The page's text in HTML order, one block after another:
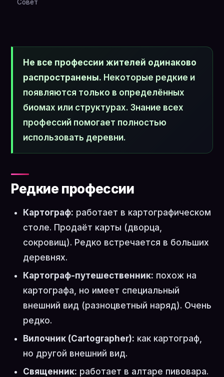
Совет
Не все профессии жителей одинаково
распространены. Некоторые редкие и
появляются только в определённых
биомах или структурах. Знание всех
профессий помогает полностью
использовать деревни.
Редкие профессии
Картограф: работает в картографическом
столе. Продаёт карты (дворца,
сокровищ). Редко встречается в больших
деревнях.
Картограф-путешественник: похож на
картографа, но имеет специальный
внешний вид (разноцветный наряд). Очень
редко.
Вилочник (Cartographer): как картограф,
но другой внешний вид.
Священник: работает в алтаре пивовара.